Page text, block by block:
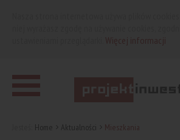
Home Aktualności Mieszkania